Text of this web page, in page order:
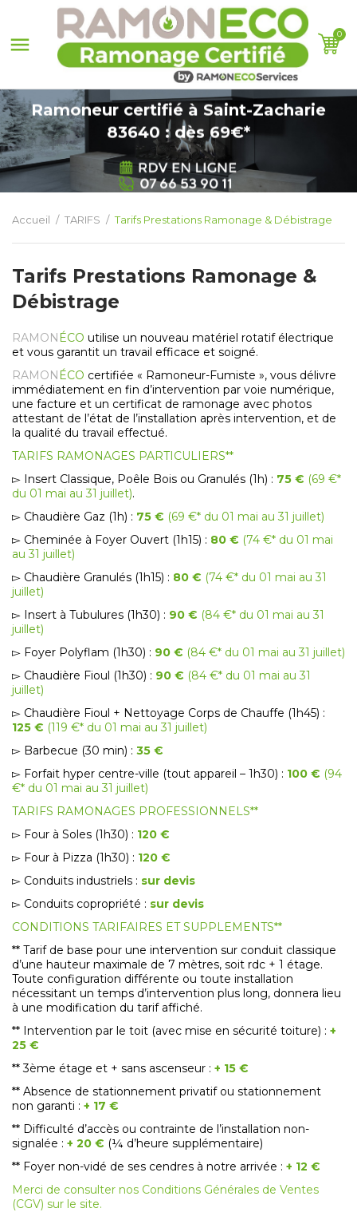
 0
Ramoneur certifié à Saint-Zacharie
83640 : dès 69€*
Accueil TARIFS Tarifs Prestations Ramonage & Débistrage
Tarifs Prestations Ramonage &
Débistrage
RAMON ÉCO utilise un nouveau matériel rotatif électrique
et vous garantit un travail efficace et soigné.
RAMON ÉCO certifiée « Ramoneur-Fumiste », vous délivre
immédiatement en fin d’intervention par voie numérique,
une facture et un certificat de ramonage avec photos
attestant de l’état de l’installation après intervention, et de
la qualité du travail effectué.
TARIFS RAMONAGES PARTICULIERS**
▻ Insert Classique, Poêle Bois ou Granulés (1h) : 75 € (69 €*
du 01 mai au 31 juillet).
▻ Chaudière Gaz (1h) : 75 € (69 €* du 01 mai au 31 juillet)
▻ Cheminée à Foyer Ouvert (1h15) : 80 € (74 €* du 01 mai
au 31 juillet)
▻ Chaudière Granulés (1h15) : 80 € (74 €* du 01 mai au 31
juillet)
▻ Insert à Tubulures (1h30) : 90 € (84 €* du 01 mai au 31
juillet)
▻ Foyer Polyflam (1h30) : 90 € (84 €* du 01 mai au 31 juillet)
▻ Chaudière Fioul (1h30) : 90 € (84 €* du 01 mai au 31
juillet)
▻ Chaudière Fioul + Nettoyage Corps de Chauffe (1h45) :
125 € (119 €* du 01 mai au 31 juillet)
▻ Barbecue (30 min) : 35 €
▻ Forfait hyper centre-ville (tout appareil – 1h30) : 100 € (94
€* du 01 mai au 31 juillet)
TARIFS RAMONAGES PROFESSIONNELS**
▻ Four à Soles (1h30) : 120 €
▻ Four à Pizza (1h30) : 120 €
▻ Conduits industriels : sur devis
▻ Conduits copropriété : sur devis
CONDITIONS TARIFAIRES ET SUPPLEMENTS**
** Tarif de base pour une intervention sur conduit classique
d’une hauteur maximale de 7 mètres, soit rdc + 1 étage.
Toute configuration différente ou toute installation
nécessitant un temps d’intervention plus long, donnera lieu
à une modification du tarif affiché.
** Intervention par le toit (avec mise en sécurité toiture) : +
25 €
** 3ème étage et + sans ascenseur : + 15 €
** Absence de stationnement privatif ou stationnement
non garanti : + 17 €
** Difficulté d’accès ou contrainte de l’installation non-
signalée : + 20 € (¼ d’heure supplémentaire)
** Foyer non-vidé de ses cendres à notre arrivée : + 12 €
Merci de consulter nos Conditions Générales de Ventes
(CGV) sur le site.